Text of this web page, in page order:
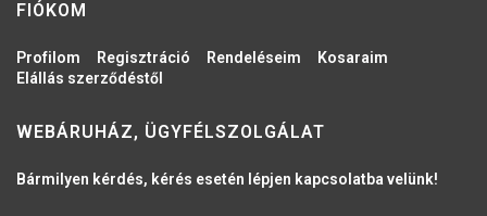
FIÓKOM
Profilom Regisztráció Rendeléseim
Kosaraim
Elállás szerződéstől
WEBÁRUHÁZ, ÜGYFÉLSZOLGÁLAT
Bármilyen kérdés, kérés esetén lépjen kapcsolatba velünk!